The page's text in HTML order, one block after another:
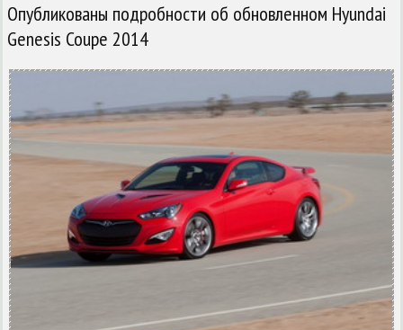
Опубликованы подробности об обновленном Hyundai
Genesis Coupe 2014